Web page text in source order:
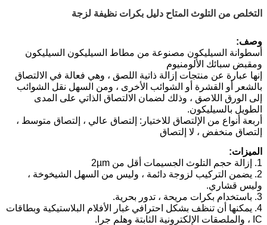
التخلص من التلوث المتاح دليل بكرات نظيفة لزجة
وصف:
أسطوانة السيليكون مصنوعة من مطاط السيليكون السيليكون
ومقبض سبائك الألومنيوم
إنها عبارة عن منتجات إزالة ذاتية اللصق ، وهي فعالة في الالتصاق
بالشعر أو القشرة أو الشوائب الأخرى ، ومن السهل نقل الشوائب
إلى الورق اللاصق ، وذلك لضمان الالتصاق الذاتي على المدى
الطويل بالسيليكون.
أربعة أنواع من الإلتصاق للاختيار: إلتصاق عالي ، إلتصاق متوسط ​​،
إلتصاق منخفض ، لا إلتصاق
الميزات:
1. إزالة حجم التلوث الجسيمات أقل من 2µm
2. يضمن التركيب لزوجة دائمة ، وليس من السهل الشيخوخة ،
وليس قشاري.
3. باستخدام بكرات مريحة ، تدور بحرية.
4. يمكنها أن تنظف بشكل احترافي غبار الأفلام البلاستيكية وبطاقات
IC ، والملصقات الإلكترونية الثابتة وهلم جرا.